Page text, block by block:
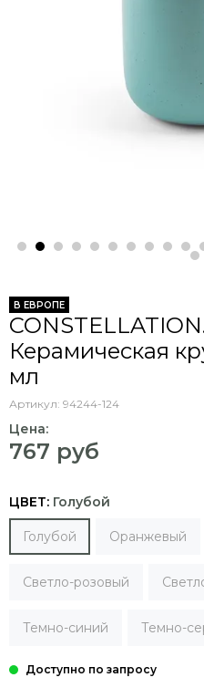
В ЕВРОПЕ
Керамическая
мл
Артикул: 94244-124
Цена:
767 руб
ЦВЕТ: Голубой
Голубой Оранжевый
Светло-розовый
Темно-синий Темно-